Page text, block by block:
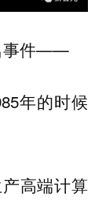
事件——
年的时候
高端计算